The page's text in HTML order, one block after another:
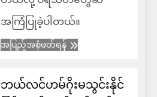
အကြံပြုခဲ့ပါတယ်။
အပြည့်အစုံဖတ်ရန်
ဘယ်လင်ဟမ်ဂိုးမသွင်းနိုင်